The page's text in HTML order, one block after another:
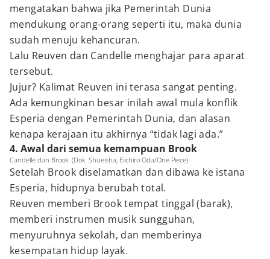
mengatakan bahwa jika Pemerintah Dunia
mendukung orang-orang seperti itu, maka dunia
sudah menuju kehancuran.
Lalu Reuven dan Candelle menghajar para aparat
tersebut.
Jujur? Kalimat Reuven ini terasa sangat penting.
Ada kemungkinan besar inilah awal mula konflik
Esperia dengan Pemerintah Dunia, dan alasan
kenapa kerajaan itu akhirnya “tidak lagi ada.”
4. Awal dari semua kemampuan Brook
Candelle dan Brook. (Dok. Shueisha, Eiichiro Oda/One Piece)
Setelah Brook diselamatkan dan dibawa ke istana
Esperia, hidupnya berubah total.
Reuven memberi Brook tempat tinggal (barak),
memberi instrumen musik sungguhan,
menyuruhnya sekolah, dan memberinya
kesempatan hidup layak.